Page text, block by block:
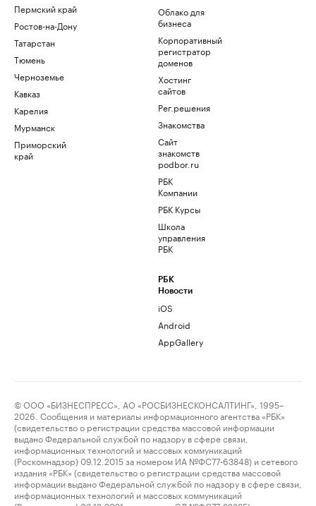
Пермский край
Ростов-на-Дону
Татарстан
Тюмень
Черноземье
Кавказ
Карелия
Мурманск
Приморский
край
Облако для
бизнеса
Корпоративный
регистратор
доменов
Хостинг
сайтов
Рег.решения
Знакомства
Сайт
знакомств
podbor.ru
РБК
Компании
РБК Курсы
Школа
управления
РБК
РБК
Новости
iOS
Android
AppGallery
© ООО «БИЗНЕСПРЕСС», АО «РОСБИЗНЕСКОНСАЛТИНГ», 1995–
2026. Сообщения и материалы информационного агентства «РБК»
(свидетельство о регистрации средства массовой информации
выдано Федеральной службой по надзору в сфере связи,
информационных технологий и массовых коммуникаций
(Роскомнадзор) 09.12.2015 за номером ИА №ФС77-63848) и сетевого
издания «РБК» (свидетельство о регистрации средства массовой
информации выдано Федеральной службой по надзору в сфере связи,
информационных технологий и массовых коммуникаций